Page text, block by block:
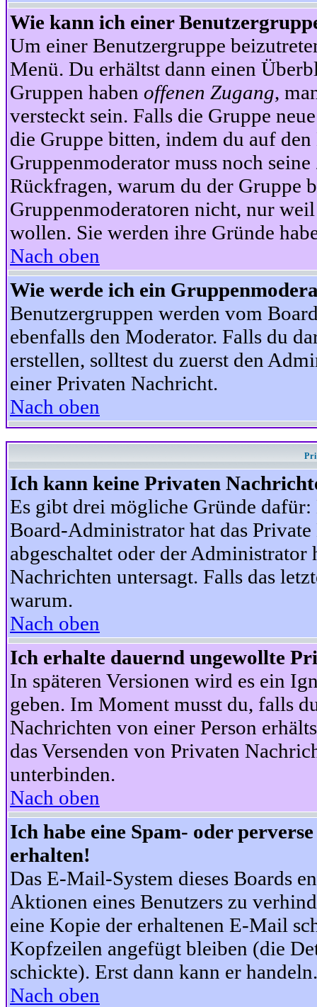
Wie kann ich einer
Um einer Benutzergruppe
Menü. Du erhältst dann einen
Gruppen haben offenen Zugang,
versteckt sein. Falls die Gruppe
die Gruppe bitten, indem du auf
Gruppenmoderator muss noch
Rückfragen, warum du der Gruppe
Gruppenmoderatoren nicht, nur
wollen. Sie werden ihre Gründe
Nach oben
Wie werde ich ein
Benutzergruppen werden vom
ebenfalls den Moderator. Falls du
erstellen, solltest du zuerst den
einer Privaten Nachricht.
Nach oben
Ich kann keine Privaten
Es gibt drei mögliche Gründe
Board-Administrator hat das
abgeschaltet oder der
Nachrichten untersagt. Falls das
warum.
Nach oben
Ich erhalte dauernd ungewollte
In späteren Versionen wird es ein
geben. Im Moment musst du, falls
Nachrichten von einer Person
das Versenden von Privaten
unterbinden.
Nach oben
Ich habe eine Spam- oder
erhalten!
Das E-Mail-System dieses Boards
Aktionen eines Benutzers zu
eine Kopie der erhaltenen E-Mail
Kopfzeilen angefügt bleiben (die
schickte). Erst dann kann er handeln.
Nach oben